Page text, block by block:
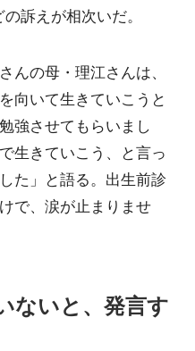
訴えが相次いだ。
んの母・理江さんは、
向いて生きていこうと
強させてもらいまし
生きていこう、と言っ
た」と語る。出生前診
で、涙が止まりませ
ないと、発言す